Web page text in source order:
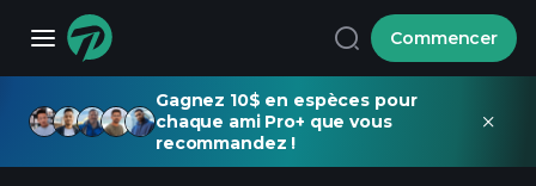
Commencer
Gagnez 10$ en espèces pour
chaque ami Pro+ que vous
recommandez !